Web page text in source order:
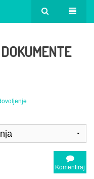
Komentiraj